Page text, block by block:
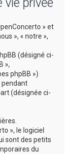
vie privée
» et
», « notre »,
(désigné ci-
»,
phpBB »)
pendant
(désignée ci-
», le logiciel
sont des petits
du